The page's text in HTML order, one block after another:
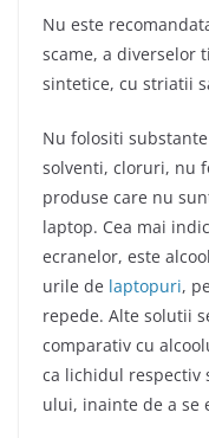
Nu este
scame, a diverselor
sintetice, cu striatii
Nu folositi
solventi, cloruri, nu
produse care nu
laptop. Cea mai
ecranelor, este
urile de laptopuri,
repede. Alte solutii
comparativ cu
ca lichidul respectiv
ului, inainte de a se